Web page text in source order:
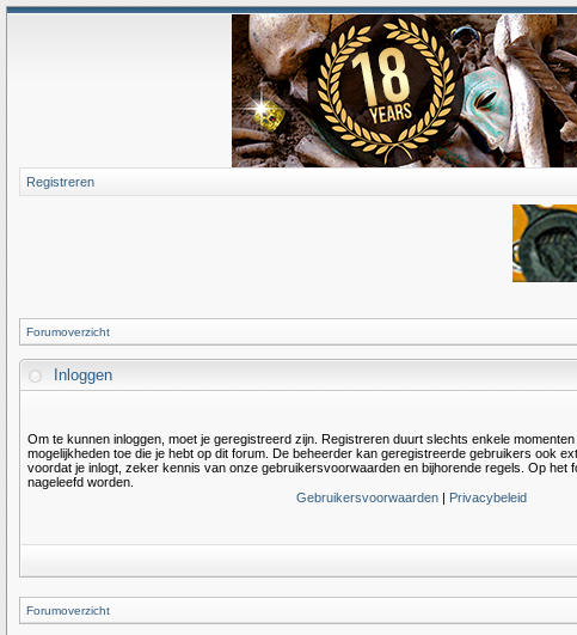
Registreren
Forumoverzicht
Inloggen
Om te kunnen inloggen, moet je geregistreerd zijn. Registreren duurt slechts enkele
mogelijkheden toe die je hebt op dit forum. De beheerder kan geregistreerde gebruikers ook
voordat je inlogt, zeker kennis van onze gebruikersvoorwaarden en bijhorende regels. Op het
nageleefd worden.
Gebruikersvoorwaarden | Privacybeleid
Forumoverzicht